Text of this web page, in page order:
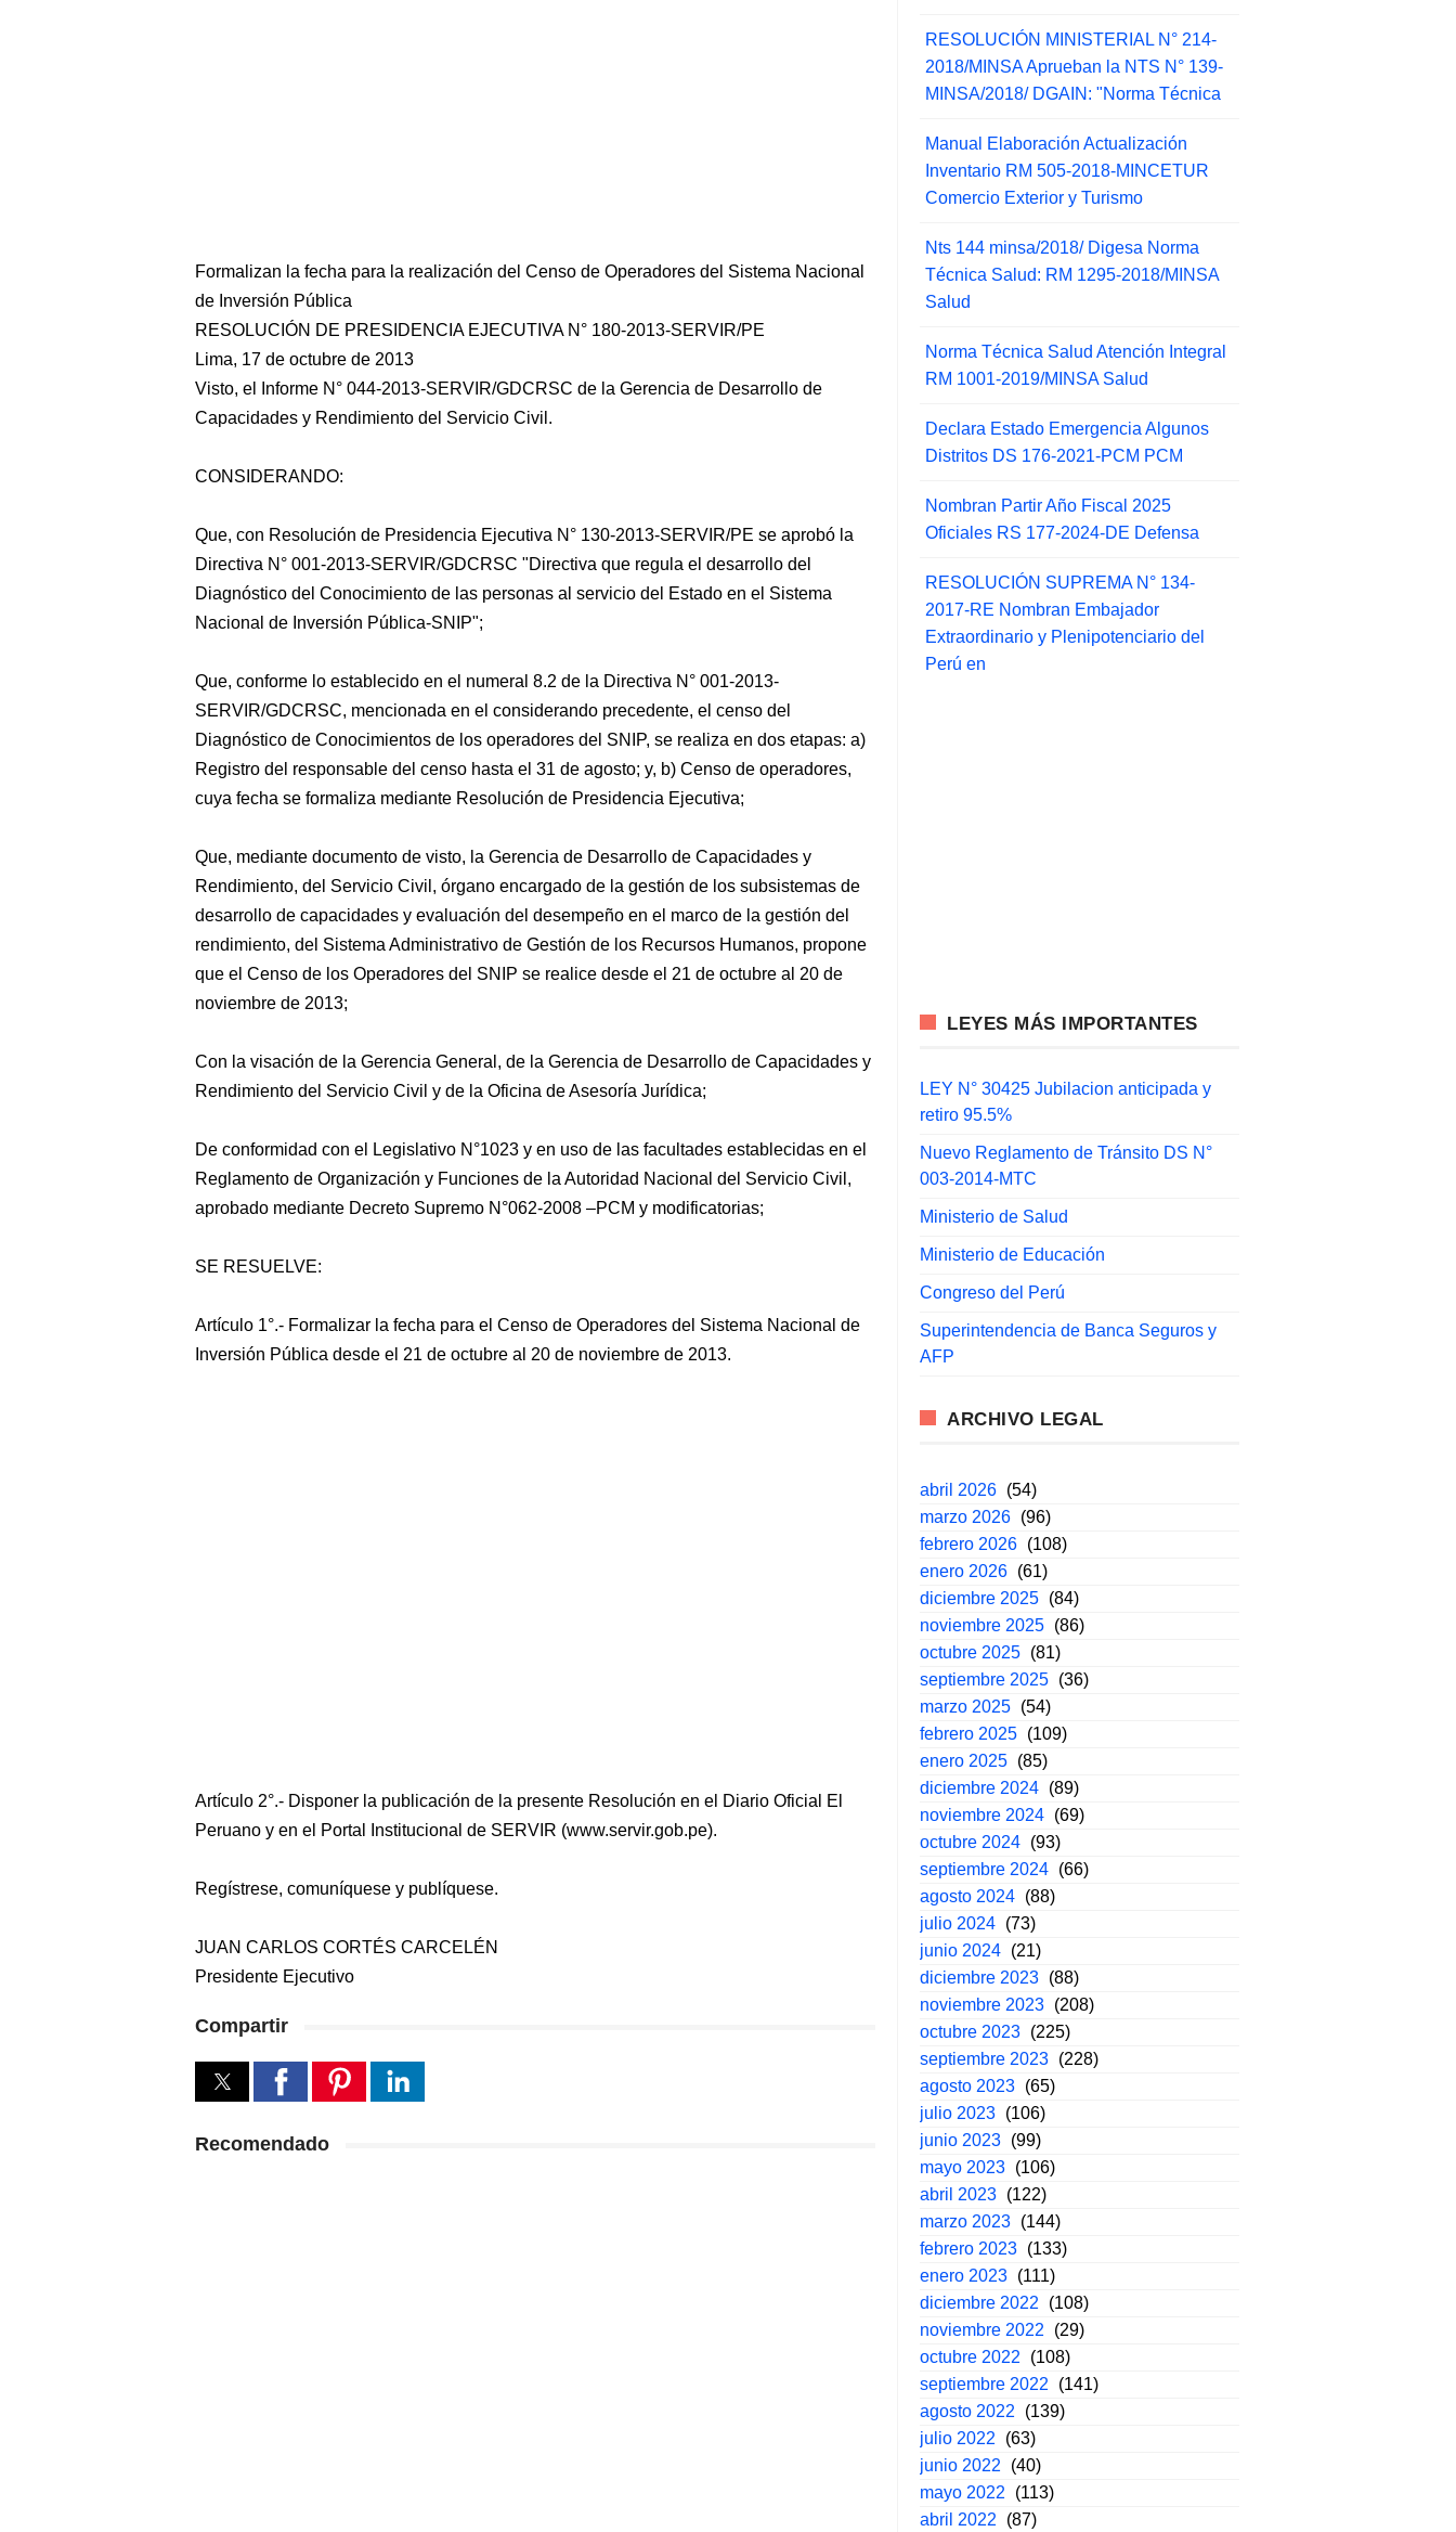
Formalizan la fecha para la realización del Censo de Operadores del Sistema Nacional
de Inversión Pública
RESOLUCIÓN DE PRESIDENCIA EJECUTIVA N° 180-2013-SERVIR/PE
Lima, 17 de octubre de 2013
Visto, el Informe N° 044-2013-SERVIR/GDCRSC de la Gerencia de Desarrollo de
Capacidades y Rendimiento del Servicio Civil.
CONSIDERANDO:
Que, con Resolución de Presidencia Ejecutiva N° 130-2013-SERVIR/PE se aprobó la
Directiva N° 001-2013-SERVIR/GDCRSC "Directiva que regula el desarrollo del
Diagnóstico del Conocimiento de las personas al servicio del Estado en el Sistema
Nacional de Inversión Pública-SNIP";
Que, conforme lo establecido en el numeral 8.2 de la Directiva N° 001-2013-
SERVIR/GDCRSC, mencionada en el considerando precedente, el censo del
Diagnóstico de Conocimientos de los operadores del SNIP, se realiza en dos etapas: a)
Registro del responsable del censo hasta el 31 de agosto; y, b) Censo de operadores,
cuya fecha se formaliza mediante Resolución de Presidencia Ejecutiva;
Que, mediante documento de visto, la Gerencia de Desarrollo de Capacidades y
Rendimiento, del Servicio Civil, órgano encargado de la gestión de los subsistemas de
desarrollo de capacidades y evaluación del desempeño en el marco de la gestión del
rendimiento, del Sistema Administrativo de Gestión de los Recursos Humanos, propone
que el Censo de los Operadores del SNIP se realice desde el 21 de octubre al 20 de
noviembre de 2013;
Con la visación de la Gerencia General, de la Gerencia de Desarrollo de Capacidades y
Rendimiento del Servicio Civil y de la Oficina de Asesoría Jurídica;
De conformidad con el Legislativo N°1023 y en uso de las facultades establecidas en el
Reglamento de Organización y Funciones de la Autoridad Nacional del Servicio Civil,
aprobado mediante Decreto Supremo N°062-2008 –PCM y modificatorias;
SE RESUELVE:
Artículo 1°.- Formalizar la fecha para el Censo de Operadores del Sistema Nacional de
Inversión Pública desde el 21 de octubre al 20 de noviembre de 2013.
Artículo 2°.- Disponer la publicación de la presente Resolución en el Diario Oficial El
Peruano y en el Portal Institucional de SERVIR (www.servir.gob.pe).
Regístrese, comuníquese y publíquese.
JUAN CARLOS CORTÉS CARCELÉN
Presidente Ejecutivo
Compartir
Recomendado
RESOLUCIÓN MINISTERIAL N° 214-
2018/MINSA Aprueban la NTS N° 139-
MINSA/2018/ DGAIN: "Norma Técnica
Manual Elaboración Actualización
Inventario RM 505-2018-MINCETUR
Comercio Exterior y Turismo
Nts 144 minsa/2018/ Digesa Norma
Técnica Salud: RM 1295-2018/MINSA
Salud
Norma Técnica Salud Atención Integral
RM 1001-2019/MINSA Salud
Declara Estado Emergencia Algunos
Distritos DS 176-2021-PCM PCM
Nombran Partir Año Fiscal 2025
Oficiales RS 177-2024-DE Defensa
RESOLUCIÓN SUPREMA N° 134-
2017-RE Nombran Embajador
Extraordinario y Plenipotenciario del
Perú en
LEYES MÁS IMPORTANTES
LEY N° 30425 Jubilacion anticipada y
retiro 95.5%
Nuevo Reglamento de Tránsito DS N°
003-2014-MTC
Ministerio de Salud
Ministerio de Educación
Congreso del Perú
Superintendencia de Banca Seguros y
AFP
ARCHIVO LEGAL
abril 2026 (54)
marzo 2026 (96)
febrero 2026 (108)
enero 2026 (61)
diciembre 2025 (84)
noviembre 2025 (86)
octubre 2025 (81)
septiembre 2025 (36)
marzo 2025 (54)
febrero 2025 (109)
enero 2025 (85)
diciembre 2024 (89)
noviembre 2024 (69)
octubre 2024 (93)
septiembre 2024 (66)
agosto 2024 (88)
julio 2024 (73)
junio 2024 (21)
diciembre 2023 (88)
noviembre 2023 (208)
octubre 2023 (225)
septiembre 2023 (228)
agosto 2023 (65)
julio 2023 (106)
junio 2023 (99)
mayo 2023 (106)
abril 2023 (122)
marzo 2023 (144)
febrero 2023 (133)
enero 2023 (111)
diciembre 2022
(108)
noviembre 2022
(29)
octubre 2022
(108)
septiembre 2022
(141)
agosto 2022
(139)
julio 2022
(63)
junio 2022
(40)
mayo 2022
(113)
abril 2022
(87)